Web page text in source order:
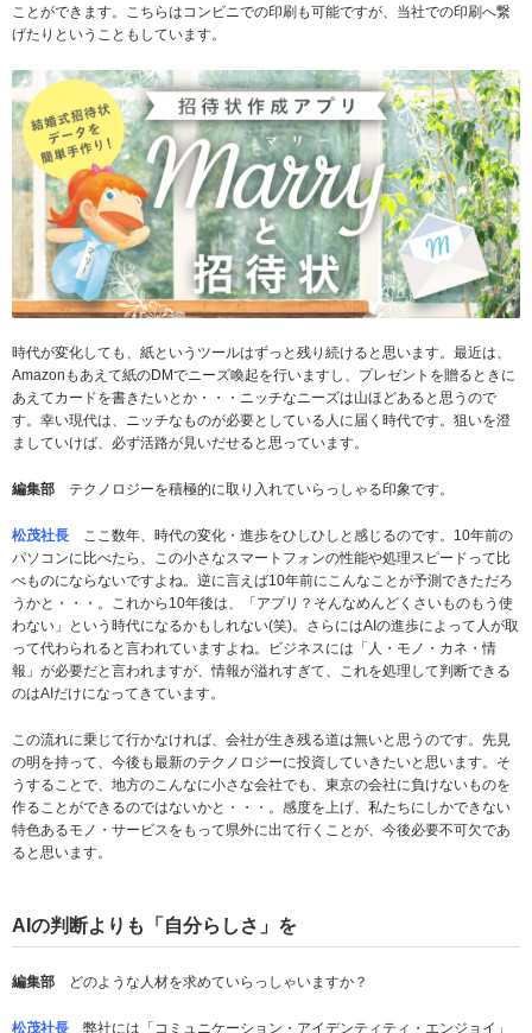
ことができます。こちらはコンビニでの印刷も可能ですが、当社での印刷へ繋
げたりということもしています。
時代が変化しても、紙というツールはずっと残り続けると思います。最近は、
Amazonもあえて紙のDMでニーズ喚起を行いますし、プレゼントを贈るときに
あえてカードを書きたいとか・・・ニッチなニーズは山ほどあると思うので
す。幸い現代は、ニッチなものが必要としている人に届く時代です。狙いを澄
ましていけば、必ず活路が見いだせると思っています。
編集部 テクノロジーを積極的に取り入れていらっしゃる印象です。
松茂社長 ここ数年、時代の変化・進歩をひしひしと感じるのです。10年前の
パソコンに比べたら、この小さなスマートフォンの性能や処理スピードって比
べものにならないですよね。逆に言えば10年前にこんなことが予測できただろ
うかと・・・。これから10年後は、「アプリ？そんなめんどくさいものもう使
わない」という時代になるかもしれない(笑)。さらにはAIの進歩によって人が取
って代わられると言われていますよね。ビジネスには「人・モノ・カネ・情
報」が必要だと言われますが、情報が溢れすぎて、これを処理して判断できる
のはAIだけになってきています。
この流れに乗じて行かなければ、会社が生き残る道は無いと思うのです。先見
の明を持って、今後も最新のテクノロジーに投資していきたいと思います。そ
うすることで、地方のこんなに小さな会社でも、東京の会社に負けないものを
作ることができるのではないかと・・・。感度を上げ、私たちにしかできない
特色あるモノ・サービスをもって県外に出て行くことが、今後必要不可欠であ
ると思います。
AI の判断よりも「自分らしさ」を
編集部 どのような人材を求めていらっしゃいますか？
松茂社長 弊社には「コミュニケーション・アイデンティティ・エンジョイ」